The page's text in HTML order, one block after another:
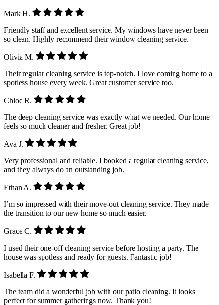
Mark H.
Friendly staff and excellent service. My windows have never been
so clean. Highly recommend their window cleaning service.
Olivia M.
Their regular cleaning service is top-notch. I love coming home to a
spotless house every week. Great customer service too.
Chloe R.
The deep cleaning service was exactly what we needed. Our home
feels so much cleaner and fresher. Great job!
Ava J.
Very professional and reliable. I booked a regular cleaning service,
and they always do an outstanding job.
Ethan A.
I’m so impressed with their move-out cleaning service. They made
the transition to our new home so much easier.
Grace C.
I used their one-off cleaning service before hosting a party. The
house was spotless and ready for guests. Fantastic job!
Isabella F.
The team did a wonderful job with our patio cleaning. It looks
perfect for summer gatherings now. Thank you!